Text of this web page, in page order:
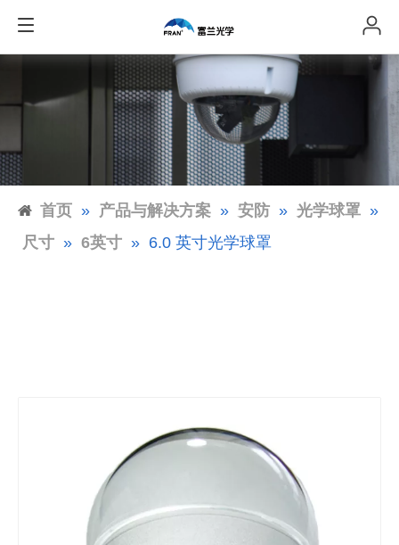
首页 » 产品与解决方案 » 安防 » 光学球罩 »
尺寸 » 6英寸 » 6.0 英寸光学球罩